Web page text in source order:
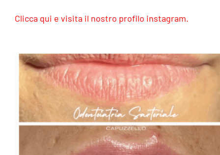
Clicca qui e visita il nostro profilo instagram.